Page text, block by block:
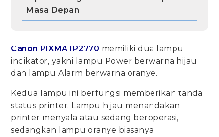
Masa Depan
Canon PIXMA IP2770 memiliki dua lampu
indikator, yakni lampu Power berwarna hijau
dan lampu Alarm berwarna oranye.
Kedua lampu ini berfungsi memberikan tanda
status printer. Lampu hijau menandakan
printer menyala atau sedang beroperasi,
sedangkan lampu oranye biasanya